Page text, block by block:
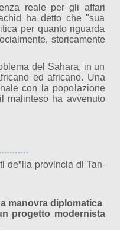
reale per gli affari
ha detto che "sua
per quanto riguarda
storicamente
del Sahara, in un
ed africano. Una
con la popolazione
malinteso ha avvenuto
de"lla provincia di Tan-
manovra diplomatica
progetto modernista